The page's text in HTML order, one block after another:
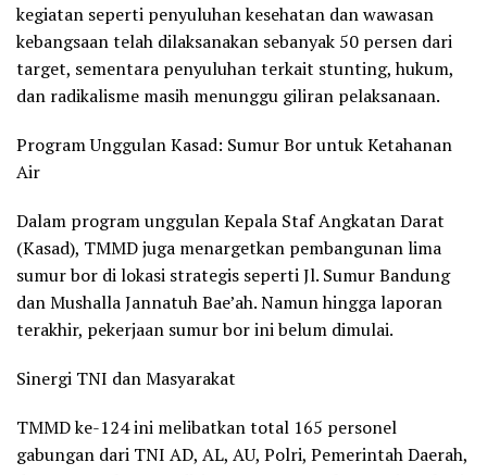
kegiatan seperti penyuluhan kesehatan dan wawasan
kebangsaan telah dilaksanakan sebanyak 50 persen dari
target, sementara penyuluhan terkait stunting, hukum,
dan radikalisme masih menunggu giliran pelaksanaan.
Program Unggulan Kasad: Sumur Bor untuk Ketahanan
Air
Dalam program unggulan Kepala Staf Angkatan Darat
(Kasad), TMMD juga menargetkan pembangunan lima
sumur bor di lokasi strategis seperti Jl. Sumur Bandung
dan Mushalla Jannatuh Bae’ah. Namun hingga laporan
terakhir, pekerjaan sumur bor ini belum dimulai.
Sinergi TNI dan Masyarakat
TMMD ke-124 ini melibatkan total 165 personel
gabungan dari TNI AD, AL, AU, Polri, Pemerintah Daerah,